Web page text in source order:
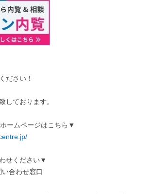
ださい！
しております。
ームページはこちら▼
せください▼
合わせ窓口